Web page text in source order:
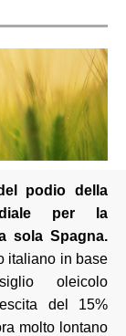
podio della
per la
sola Spagna.
italiano in base
oleicolo
del 15%
molto lontano